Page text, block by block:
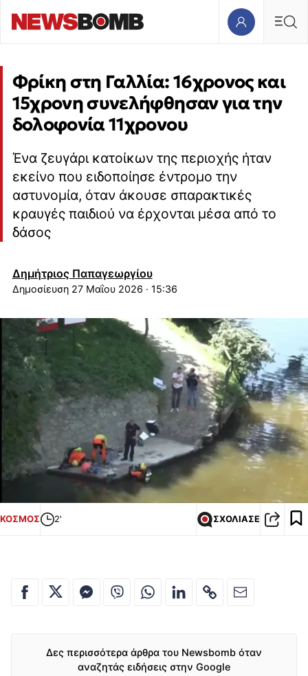
Φρίκη στη Γαλλία: 16χρονος και
15χρονη συνελήφθησαν για την
δολοφονία 11χρονου
Ένα ζευγάρι κατοίκων της περιοχής ήταν
εκείνο που ειδοποίησε έντρομο την
αστυνομία, όταν άκουσε σπαρακτικές
κραυγές παιδιού να έρχονται μέσα από το
δάσος
Δημήτριος Παπαγεωργίου
27 Μαΐου 2026 · 15:36
ΚΟΣΜΟΣ 2' ΣΧΟΛΙΑΣΕ
Δες περισσότερα άρθρα του Newsbomb όταν
αναζητάς ειδήσεις στην Google